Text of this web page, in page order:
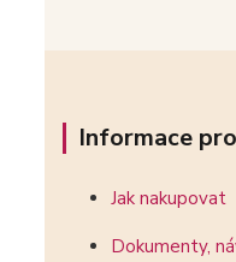
Informace
Jak nakupovat
Dokumenty,